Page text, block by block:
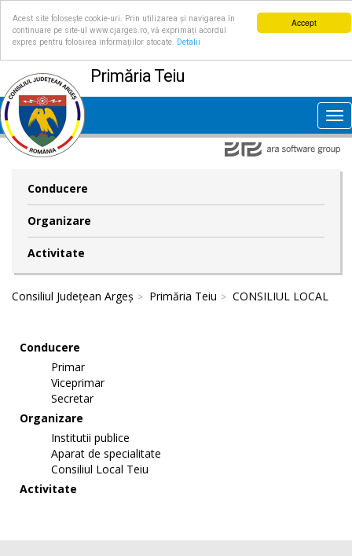
Accept
Acest site folosește cookie-uri. Prin utilizarea și navigarea în
continuare pe site-ul www.cjarges.ro, vă exprimați acordul
expres pentru folosirea informațiilor stocate.
Detalii
Primăria Teiu
Conducere
Organizare
Activitate
Consiliul Județean Argeș Primăria Teiu CONSILIUL LOCAL
Conducere
Primar
Viceprimar
Secretar
Organizare
Institutii publice
Aparat de specialitate
Consiliul Local Teiu
Activitate